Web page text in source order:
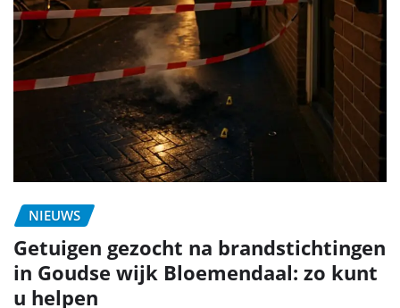
NIEUWS
Getuigen gezocht na brandstichtingen
in Goudse wijk Bloemendaal: zo kunt
u helpen